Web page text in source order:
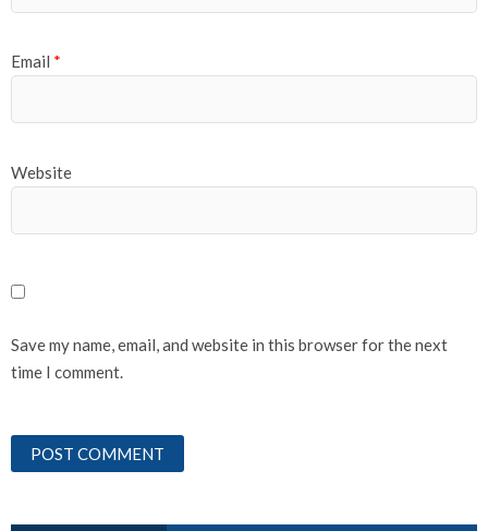
Email *
Website
Save my name, email, and website in this browser for the next
time I comment.